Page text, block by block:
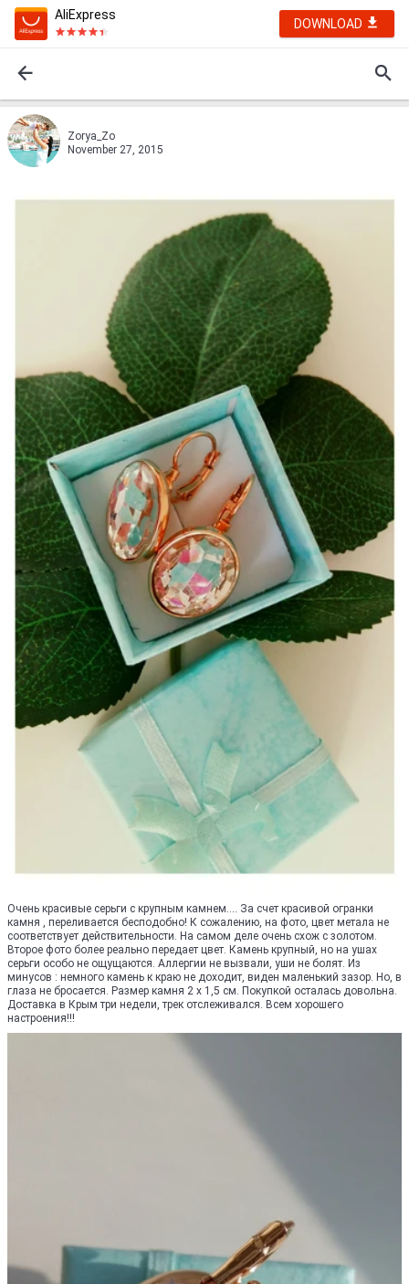
AliExpress
DOWNLOAD
Zorya_Zo
November 27, 2015
Очень красивые серьги с крупным камнем.... За счет красивой огранки
камня , переливается бесподобно! К сожалению, на фото, цвет метала не
соответствует действительности. На самом деле очень схож с золотом.
Второе фото более реально передает цвет. Камень крупный, но на ушах
серьги особо не ощущаются. Аллергии не вызвали, уши не болят. Из
минусов : немного камень к краю не доходит, виден маленький зазор. Но, в
глаза не бросается. Размер камня 2 х 1,5 см. Покупкой осталась довольна.
Доставка в Крым три недели, трек отслеживался. Всем хорошего
настроения!!!